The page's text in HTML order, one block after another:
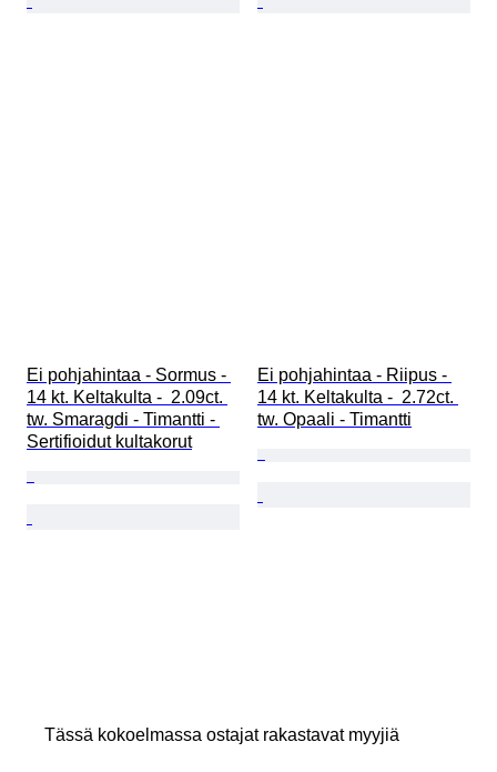
Ei pohjahintaa - Sormus -
14 kt. Keltakulta -  2.09ct.
tw. Smaragdi - Timantti -
Sertifioidut kultakorut
Ei pohjahintaa - Riipus -
14 kt. Keltakulta -  2.72ct.
tw. Opaali - Timantti
Tässä kokoelmassa ostajat rakastavat myyjiä